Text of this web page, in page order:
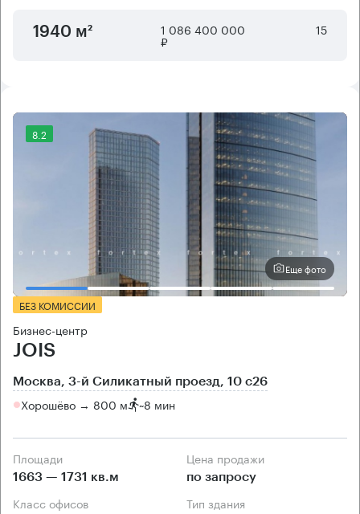
1940 м² 1 086 400 000
₽
15
8.2
Еще фото
БЕЗ КОМИССИИ
Бизнес-центр
JOIS
Москва, 3-й Силикатный проезд, 10 с26
Хорошёво → 800 м ~8 мин
Площади
1663 — 1731 кв.м
Цена продажи
по запросу
Класс офисов Тип здания